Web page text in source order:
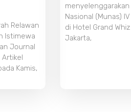
Relawan
Istimewa
Journal
Artikel
Kamis,
Nasional (Munas)
di Hotel Grand
Jakarta,